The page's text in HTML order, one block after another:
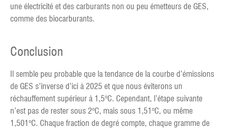
une électricité et des carburants non ou peu émetteurs de GES,
comme des biocarburants.
Conclusion
Il semble peu probable que la tendance de la courbe d’émissions
de GES s’inverse d’ici à 2025 et que nous éviterons un
réchauffement supérieur à 1,5°C. Cependant, l’étape suivante
n’est pas de rester sous 2°C, mais sous 1,51°C, ou même
1,501°C. Chaque fraction de degré compte, chaque gramme de